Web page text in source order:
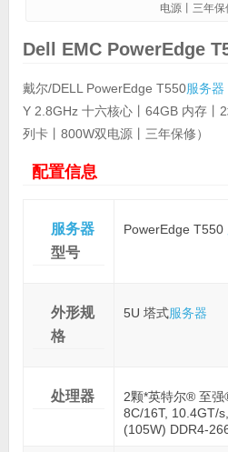
电源丨三年保
Dell EMC PowerEdge
戴尔/DELL PowerEdge T550服务器
Y 2.8GHz 十六核心丨64GB 内存丨
列卡丨800W双电源丨三年保修）
配置信息
服务器
型号
PowerEdge T550
外形规
格
5U 塔式服务器
处理器
2颗*英特尔® 至强
8C/16T, 10.4GT/
(105W) DDR4-